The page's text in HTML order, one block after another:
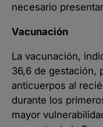
necesario
Vacunación
La vacunación,
36,6 de gestación,
anticuerpos al
durante los
mayor